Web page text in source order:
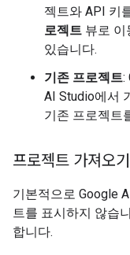
젝트와 API 키
로젝트 뷰로 이
있습니다.
기존 프로젝트:
AI Studio에서
기존 프로젝트
프로젝트 가져오기
기본적으로 Google
트를 표시하지 않습
합니다.